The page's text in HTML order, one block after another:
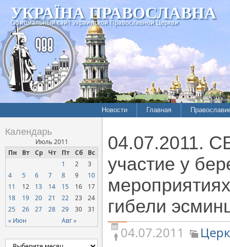
УКРАЇНА ПРАВОСЛАВНА
Официальный сайт Украинской Православной Церкви
Новости
Межконфессиональные
отношения
Нарушения прав
верующих
Официальная хроника
Расколы, ереси, секты
СЛУЖЕНИЕ
Церковь и власть
Главная
История
Хроники
Календарь
Июль 2011
Пн
Вт Ср Чт Пт Сб Вс
« Июн Авг »
1 2
3
4
5 6 7 8 9
10
11
12 13 14 15 16
17
18
19 20 21 22 23
24
25
26 27 28 29 30 31
04.07.2011.
участие у
гибели
04.07.2011